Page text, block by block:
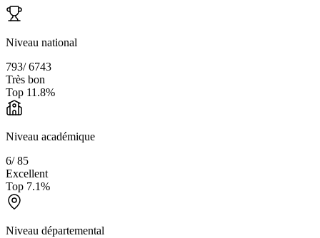
Niveau national
793/6743
Très bon
Top 11.8%
Niveau académique
6/85
Excellent
Top 7.1%
Niveau départemental